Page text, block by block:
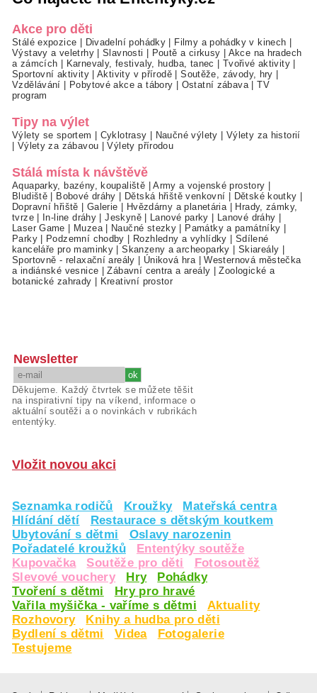
Akce pro děti
Stálé expozice | Divadelní pohádky | Filmy a pohádky v kinech |
Výstavy a veletrhy|Slavnosti | Poutě a cirkusy | Akce na hradech
a zámcích | Karnevaly, festivaly, hudba, tanec | Tvořivé aktivity |
Sportovní aktivity|Aktivity v přírodě |Soutěže, závody, hry |
Vzdělávání | Pobytové akce a tábory | Ostatní zábava |TV
program
Tipy na výlet
Výlety se sportem | Cyklotrasy | Naučné výlety | Výlety za historií
| Výlety za zábavou |Výlety přírodou
Stálá místa k návštěvě
Aquaparky, bazény, koupaliště |Army a vojenské prostory |
Bludiště | Bobové dráhy | Dětská hřiště venkovní | Dětské koutky |
Dopravní hřiště | Galerie | Hvězdárny a planetária | Hrady, zámky,
tvrze| In-line dráhy |Jeskyně| Lanové parky | Lanové dráhy |
Laser Game | Muzea| Naučné stezky | Památky a památníky |
Parky| Podzemní chodby | Rozhledny a vyhlídky | Sdílené
kanceláře pro maminky |Skanzeny a archeoparky | Skiareály |
Sportovně - relaxační areály | Úniková hra |Westernová městečka
a indiánské vesnice |Zábavní centra a areály |Zoologické a
botanické zahrady | Kreativní prostor
Newsletter
Děkujeme. Každý čtvrtek se můžete těšit
na inspirativní tipy na víkend, informace o
aktuální soutěži a o novinkách v rubrikách
ententýky.
Vložit novou akci
Seznamka rodičů Kroužky
Mateřská centra
Hlídání dětí
Restaurace s dětským koutkem
Ubytování s dětmi
Oslavy narozenin
Pořadatelé kroužků
Ententýky soutěže
Kupovačka
Soutěže pro děti
Fotosoutěž
Slevové vouchery
Hry
Pohádky
Tvoření s dětmi
Hry pro hravé
Vařila myšička - vaříme s dětmi
Aktuality
Rozhovory
Knihy a hudba pro děti
Bydlení s dětmi
Videa
Fotogalerie
Testujeme